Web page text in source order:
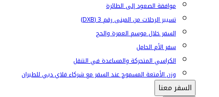
موافقة الصعود إلى الطائرة
تسيير الرحلات من المبنى رقم 3 (DXB)
السفر خلال موسم العمرة والحج
سفر الأم الحامل
الكراسي المتحركة والمساعدة في التنقل
وزن الأمتعة المسموح عند السفر مع شركاء فلاي دبي للطيران
السفر معنا